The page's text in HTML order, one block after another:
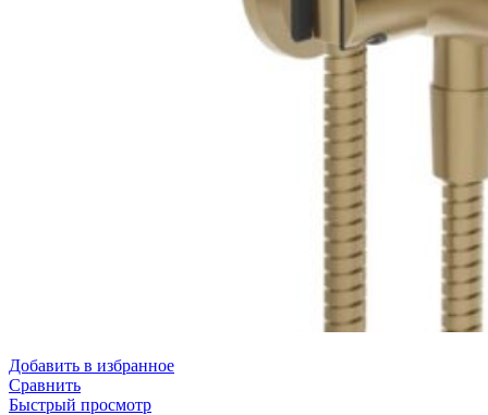
Добавить в избранное
Сравнить
Быстрый просмотр